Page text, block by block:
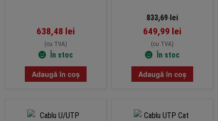
638,48 lei
(cu TVA)
În stoc
Adaugă în coș
833,69lei
649,99 lei
(cu TVA)
În stoc
Adaugă în coș